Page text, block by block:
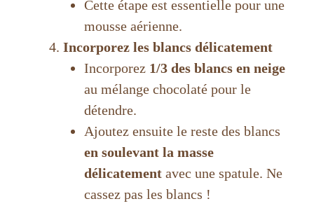
Cette étape est essentielle pour une
mousse aérienne.
Incorporez les blancs délicatement
Incorporez 1/3 des blancs en neige
au mélange chocolaté pour le
détendre.
Ajoutez ensuite le reste des blancs
en soulevant la masse
délicatement avec une spatule. Ne
cassez pas les blancs !